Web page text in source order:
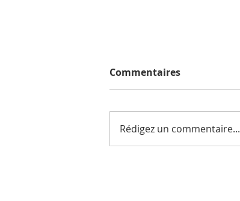
Commentaires
Rédigez un commentaire...